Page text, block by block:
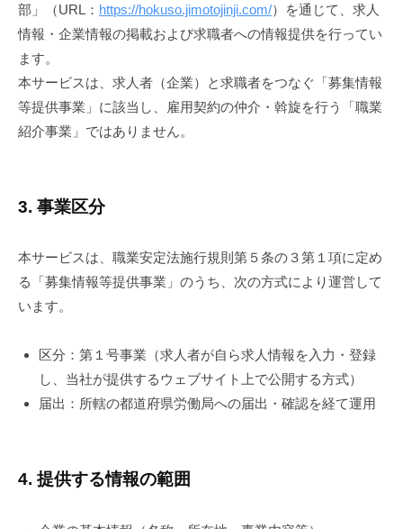
admin
部」（URL： https://hokuso.jimotojinji.com/）を通じて、求人
情報・企業情報の掲載および求職者への情報提供を行ってい
ます。
本サービスは、求人者（企業）と求職者をつなぐ「募集情報
等提供事業」に該当し、雇用契約の仲介・斡旋を行う「職業
紹介事業」ではありません。
3. 事業区分
本サービスは、職業安定法施行規則第５条の３第１項に定め
る「募集情報等提供事業」のうち、次の方式により運営して
います。
区分：第１号事業（求人者が自ら求人情報を入力・登録
し、当社が提供するウェブサイト上で公開する方式）
届出：所轄の都道府県労働局への届出・確認を経て運用
4. 提供する情報の範囲